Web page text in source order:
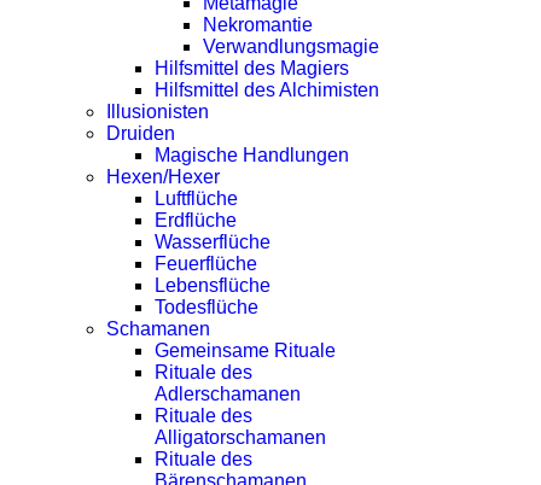
Nekromantie
Verwandlungsmagie
Hilfsmittel des Magiers
Hilfsmittel des Alchimisten
Illusionisten
Druiden
Magische Handlungen
Hexen/Hexer
Luftflüche
Erdflüche
Wasserflüche
Feuerflüche
Lebensflüche
Todesflüche
Schamanen
Gemeinsame Rituale
Rituale des
Adlerschamanen
Rituale des
Alligatorschamanen
Rituale des
Bärenschamanen